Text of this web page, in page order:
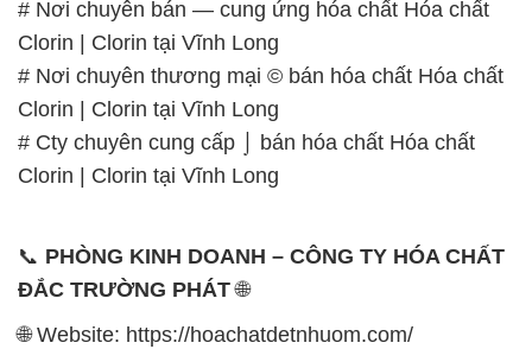
# Nơi chuyên bán — cung ứng hóa chất Hóa chất
Clorin | Clorin tại Vĩnh Long
# Nơi chuyên thương mại © bán hóa chất Hóa chất
Clorin | Clorin tại Vĩnh Long
# Cty chuyên cung cấp ⌡ bán hóa chất Hóa chất
Clorin | Clorin tại Vĩnh Long
📞 PHÒNG KINH DOANH – CÔNG TY HÓA CHẤT
ĐẮC TRƯỜNG PHÁT🌐
🌐 Website: https://hoachatdetnhuom.com/